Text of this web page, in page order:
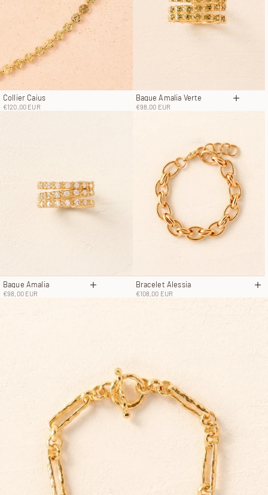
Collier Caius
Prix de vente
€120,00 EUR
Bague Amalia Verte
Prix de vente
€98,00 EUR Choisir
Bague Amalia
Prix de vente
€98,00 EUR Choisir les options
Bracelet Alessia
Prix de vente
€108,00 EUR